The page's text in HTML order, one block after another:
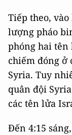
Tiếp theo,
lượng pháo
phóng hai
chiếm đóng ở
Syria. Tuy
quân đội
các tên lửa
Đến 4:15